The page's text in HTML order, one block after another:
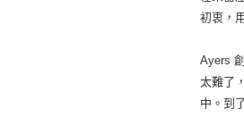
初衷，
Ayers
太難了
中。到